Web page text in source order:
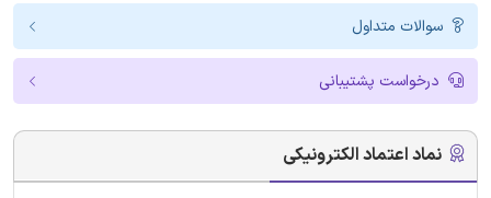
سوالات متداول
درخواست پشتیبانی
نماد اعتماد الکترونیکی